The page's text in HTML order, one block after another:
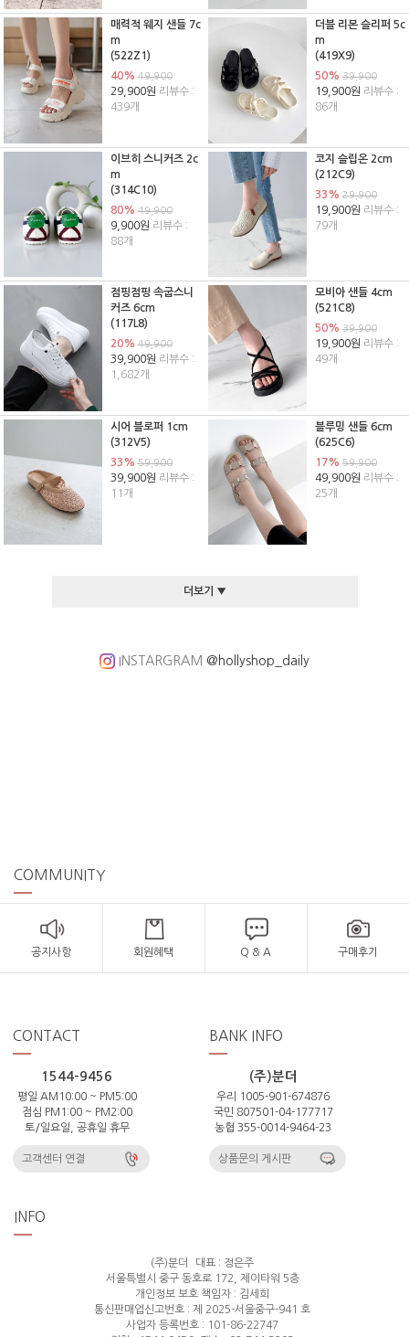
매력적 웨지 샌들 7c
m
(522Z1)
40%49,900
29,900원 리뷰수 :
439개
더블 리본 슬리퍼 5c
m
(419X9)
50%39,900
19,900원 리뷰수 :
86개
이브히 스니커즈 2c
m
(314C10)
80%49,900
9,900원 리뷰수 :
88개
코지 슬립온 2cm
(212C9)
33%29,900
19,900원 리뷰수 :
79개
점핑점핑 속굽스니
커즈 6cm
(117L8)
20%49,900
39,900원 리뷰수 :
1,682개
모비아 샌들 4cm
(521C8)
50%39,900
19,900원 리뷰수 :
49개
시어 블로퍼 1cm
(312V5)
33%59,900
39,900원 리뷰수 :
11개
블루밍 샌들 6cm
(625C6)
17%59,900
49,900원 리뷰수 :
25개
더보기 ▼
INSTARGRAM @hollyshop_daily
COMMUNITY
공지사항 회원혜택 Q & A 구매후기
CONTACT
1544-9456
평일 AM10:00 ~ PM5:00
점심 PM1:00 ~ PM2:00
토/일요일, 공휴일 휴무
고객센터 연결
BANK INFO
(주)분더
우리 1005-901-674876
국민 807501-04-177717
농협 355-0014-9464-23
상품문의 게시판
INFO
(주)분더
대표 : 정은주
서울특별시 중구 동호로 172, 제이타워 5층
개인정보 보호 책임자 : 김세희
통신판매업신고번호 : 제 2025-서울중구-941 호
사업자 등록번호 : 101-86-22747